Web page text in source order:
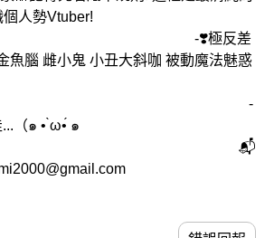
人勢Vtuber!
極反差
魚腦 雌小鬼 小丑大斜咖 被動魔法魅惑
（๑ • ̀ω•́ ๑
- 📬